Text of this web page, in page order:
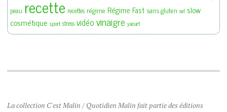
peau recette recettes régime Régime Fast sans gluten sel slow
cosmétique sport stress vidéovinaigre yaourt
La collection C'est Malin / Quotidien Malin fait partie des éditions